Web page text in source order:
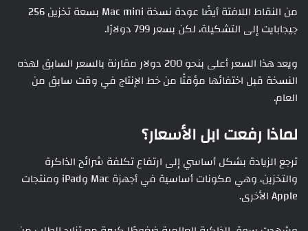
من النقاط اللافتة أيضًا عودة نسخة Mac mini بسعة تخزين 256
جيجابايت إلى التشكيلة، لكن بسعر 799 دولارًا.
ويعد هذا السعر أعلى بنحو 200 دولار مقارنة بالسعر السابق لهذه
النسخة قبل اختفائها مؤقتًا من خط الإنتاج في وقت سابق من
العام.
لماذا رفعت ابل الأسعار؟
ترجع الزيادة بشكل أساسي إلى ارتفاع تكلفة شرائح الذاكرة
والتخزين، وهي مكونات أساسية في أجهزة Mac وiPad ومنتجات
Apple الأخرى.